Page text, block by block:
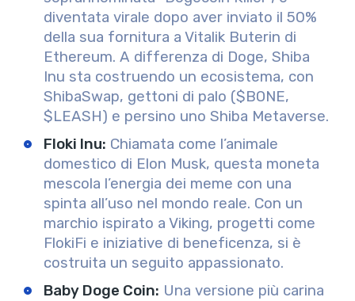
diventata virale dopo aver inviato il 50%
della sua fornitura a Vitalik Buterin di
Ethereum. A differenza di Doge, Shiba
Inu sta costruendo un ecosistema, con
ShibaSwap, gettoni di palo ($BONE,
$LEASH) e persino uno Shiba Metaverse.
Floki Inu: Chiamata come l’animale
domestico di Elon Musk, questa moneta
mescola l’energia dei meme con una
spinta all’uso nel mondo reale. Con un
marchio ispirato a Viking, progetti come
FlokiFi e iniziative di beneficenza, si è
costruita un seguito appassionato.
Baby Doge Coin: Una versione più carina